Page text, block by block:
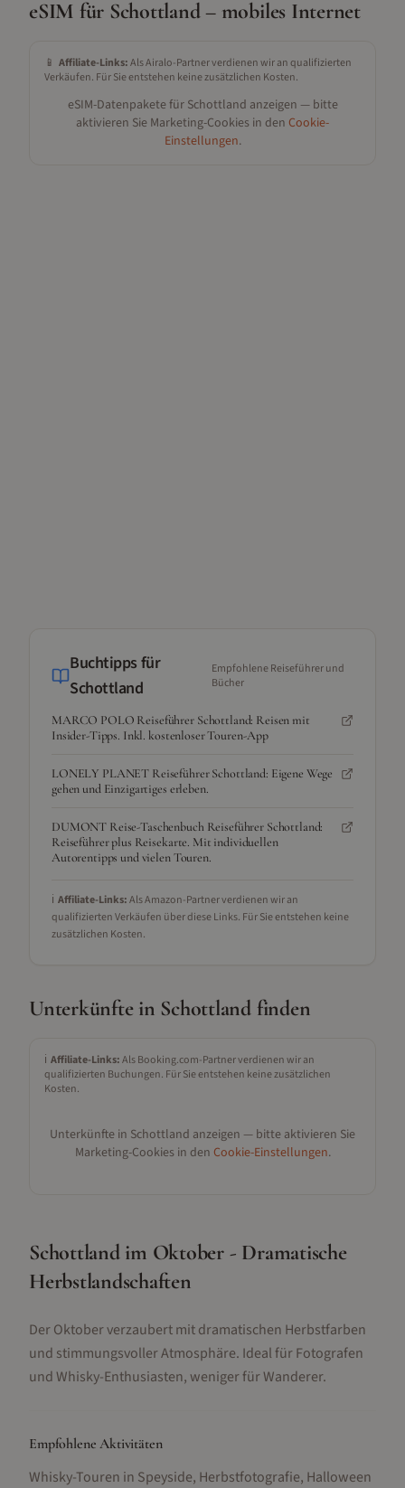
eSIM für Schottland– mobiles Internet
📱 Affiliate-Links:Als Airalo-Partner verdienen wir an qualifizierten
Verkäufen. Für Sie entstehen keine zusätzlichen Kosten.
eSIM-Datenpakete für Schottland anzeigen — bitte
aktivieren Sie Marketing-Cookies in den Cookie-
Einstellungen.
Buchtipps für
Schottland
Empfohlene Reiseführer und
Bücher
MARCO POLO Reiseführer Schottland: Reisen mit
Insider-Tipps. Inkl. kostenloser Touren-App
LONELY PLANET Reiseführer Schottland: Eigene Wege
gehen und Einzigartiges erleben.
DUMONT Reise-Taschenbuch Reiseführer Schottland:
Reiseführer plus Reisekarte. Mit individuellen
Autorentipps und vielen Touren.
ℹ️ Affiliate-Links:Als Amazon-Partner verdienen wir an
qualifizierten Verkäufen über diese Links. Für Sie entstehen keine
zusätzlichen Kosten.
Unterkünfte in Schottland finden
ℹ️ Affiliate-Links:Als Booking.com-Partner verdienen wir an
qualifizierten Buchungen. Für Sie entstehen keine zusätzlichen
Kosten.
Unterkünfte in Schottland anzeigen — bitte aktivieren Sie
Marketing-Cookies in den Cookie-Einstellungen.
Schottland im Oktober - Dramatische
Herbstlandschaften
Der Oktober verzaubert mit dramatischen Herbstfarben
und stimmungsvoller Atmosphäre. Ideal für Fotografen
und Whisky-Enthusiasten, weniger für Wanderer.
Empfohlene Aktivitäten
Whisky-Touren in Speyside, Herbstfotografie, Halloween